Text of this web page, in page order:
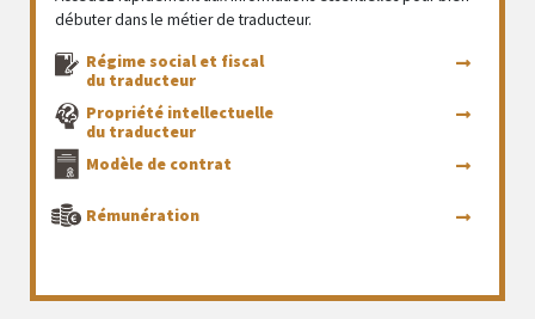
débuter dans le métier de traducteur.
Régime social et fiscal
du traducteur
Propriété intellectuelle
du traducteur
Modèle de contrat
Rémunération